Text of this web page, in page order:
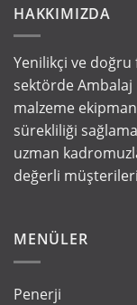
HAKKIMIZDA
Yenilikçi ve doğru
sektörde Ambalaj
malzeme
sürekliliği
uzman
değerli
MENÜLER
Penerji